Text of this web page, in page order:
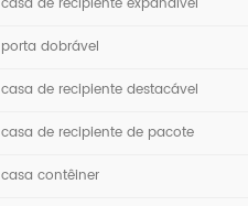
porta dobrável
casa de recipiente destacável
casa de recipiente de pacote
casa contêiner